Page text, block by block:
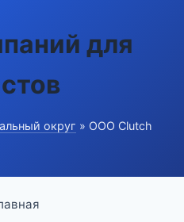
для
округ » ООО Clutch